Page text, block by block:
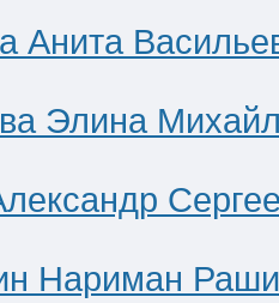
Анита
Элина
Нариман